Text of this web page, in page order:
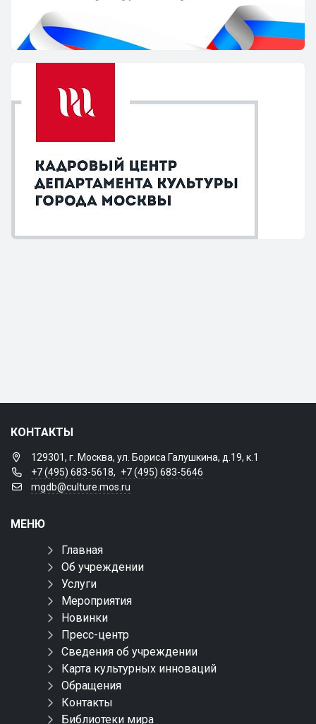
КОНТАКТЫ
129301, г. Москва, ул. Бориса Галушкина, д.19, к.1
+7 (495) 683-5618, +7 (495) 683-5646
mgdb@culture.mos.ru
МЕНЮ
Главная
Об учреждении
Услуги
Мероприятия
Новинки
Пресс-центр
Сведения об учреждении
Карта культурных инноваций
Обращения
Контакты
Библиотеки мира